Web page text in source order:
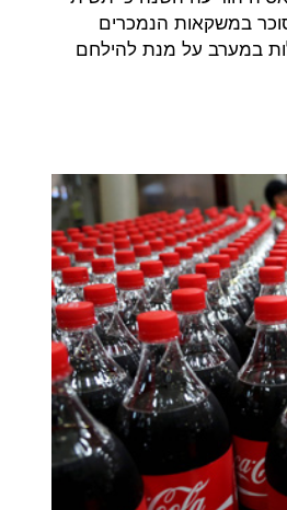
במשקאות הנמכרים
במערב על מנת להילחם